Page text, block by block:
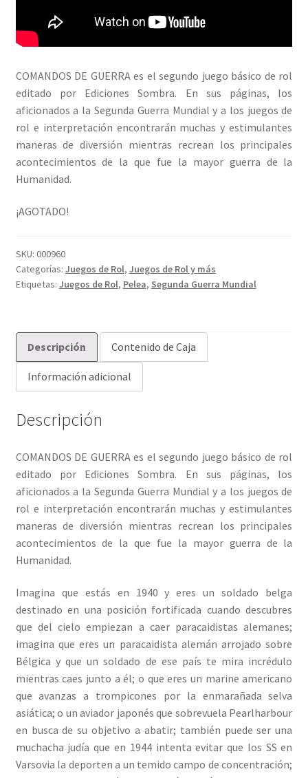
COMANDOS DE GUERRA es el segundo juego básico de rol
editado por Ediciones Sombra. En sus páginas, los
aficionados a la Segunda Guerra Mundial y a los juegos de
rol e interpretación encontrarán muchas y estimulantes
maneras de diversión mientras recrean los principales
acontecimientos de la que fue la mayor guerra de la
Humanidad.
¡AGOTADO!
SKU: 000960
Categorías: Juegos de Rol, Juegos de Rol y más
Etiquetas: Juegos de Rol, Pelea, Segunda Guerra Mundial
Descripción Contenido de Caja
Información adicional
Descripción
COMANDOS DE GUERRA es el segundo juego básico de rol
editado por Ediciones Sombra. En sus páginas, los
aficionados a la Segunda Guerra Mundial y a los juegos de
rol e interpretación encontrarán muchas y estimulantes
maneras de diversión mientras recrean los principales
acontecimientos de la que fue la mayor guerra de la
Humanidad.
Imagina que estás en 1940 y eres un soldado belga
destinado en una posición fortificada cuando descubres
que del cielo empiezan a caer paracaidistas alemanes;
imagina que eres un paracaidista alemán arrojado sobre
Bélgica y que un soldado de ese país te mira incrédulo
mientras caes junto a él; o que eres un marine americano
que avanzas a trompicones por la enmarañada selva
asiática; o un aviador japonés que sobrevuela Pearlharbour
en busca de su objetivo a abatir; también puede ser una
muchacha judía que en 1944 intenta evitar que los SS en
Varsovia la deporten a un temido campo de concentración;